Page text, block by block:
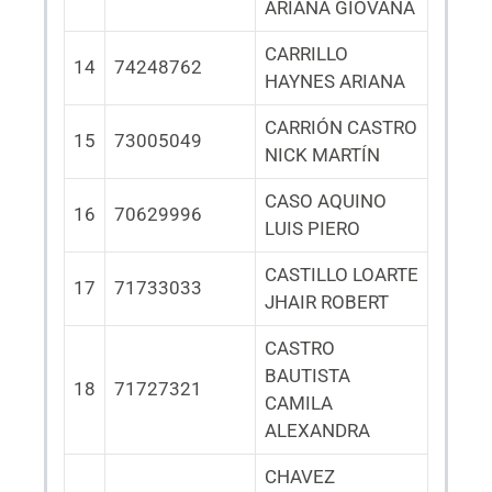
ARIANA GIOVANA
14 74248762
CARRILLO
HAYNES ARIANA
15 73005049
CARRIÓN CASTRO
NICK MARTÍN
16 70629996
CASO AQUINO
LUIS PIERO
17 71733033
CASTILLO LOARTE
JHAIR ROBERT
18 71727321
CASTRO
BAUTISTA
CAMILA
ALEXANDRA
CHAVEZ